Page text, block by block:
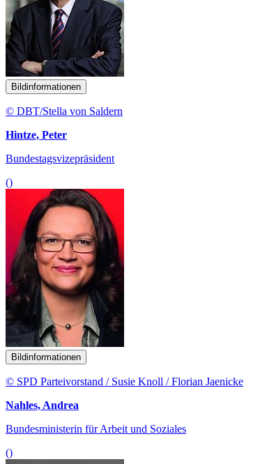
Bildinformationen
© DBT/Stella von Saldern
Hintze, Peter
Bundestagsvizepräsident
()
Bildinformationen
© SPD Parteivorstand / Susie Knoll / Florian Jaenicke
Nahles, Andrea
Bundesministerin für Arbeit und Soziales
()